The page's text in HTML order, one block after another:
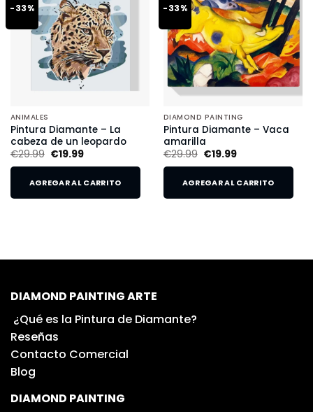
-33%
ANIMALES
Pintura Diamante – La
cabeza de un leopardo
€29.99 €19.99
AGREGAR AL CARRITO
-33%
DIAMOND PAINTING
Pintura Diamante – Vaca
amarilla
€29.99 €19.99
AGREGAR AL CARRITO
DIAMOND PAINTING ARTE
¿Qué es la Pintura de Diamante?
Reseñas
Contacto Comercial
Blog
DIAMOND PAINTING